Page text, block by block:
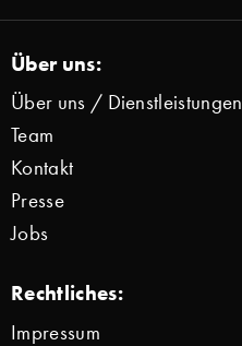
Über uns:
Über uns / Dienstleistungen
Team
Kontakt
Presse
Jobs
Rechtliches:
Impressum